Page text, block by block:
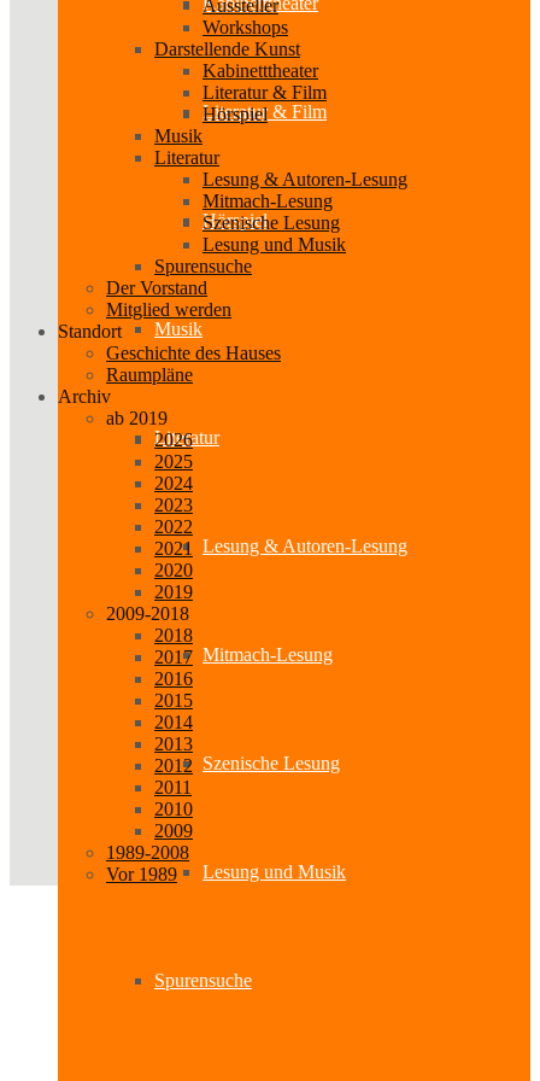
Literatur & Film
Hörspiel
Musik
Literatur
Lesung & Autoren-Lesung
Mitmach-Lesung
Szenische Lesung
Lesung und Musik
Spurensuche
Aussteller
Workshops
Darstellende Kunst
Kabinetttheater
Literatur & Film
Hörspiel
Musik
Literatur
Lesung & Autoren-Lesung
Mitmach-Lesung
Szenische Lesung
Lesung und Musik
Spurensuche
Der Vorstand
Mitglied werden
Standort
Geschichte des Hauses
Raumpläne
Archiv
ab 2019
2026
2025
2024
2023
2022
2021
2020
2019
2009-2018
2018
2017
2016
2015
2014
2013
2012
2011
2010
2009
1989-2008
Vor 1989